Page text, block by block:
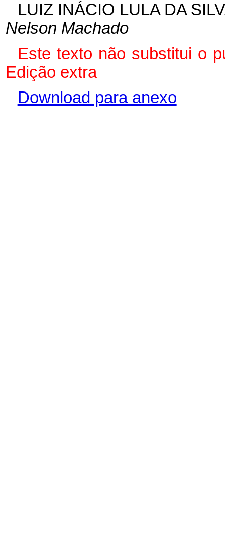
LUIZ INÁCIO LULA DA
Nelson Machado
Este texto não substitui o
Edição extra
Download para anexo